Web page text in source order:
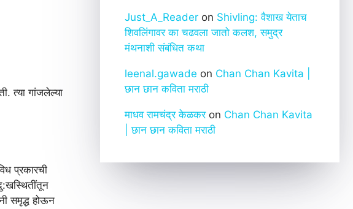
त्या गांजलेल्या
प्रकारची
समृद्ध होऊन
Just_A_Reader on Shivling: वैशाख येताच
शिवलिंगावर का चढवला जातो कलश, समुद्र
मंथनाशी संबंधित कथा
leenal.gawade on Chan Chan Kavita |
छान छान कविता मराठी
माधव रामचंद्र केळकरon Chan Chan Kavita
| छान छान कविता मराठी